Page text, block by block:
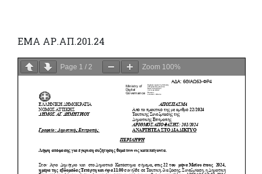
ΕΜΑ ΑΡ.ΑΠ.201.24
Page 1 / 2 Zoom 100%